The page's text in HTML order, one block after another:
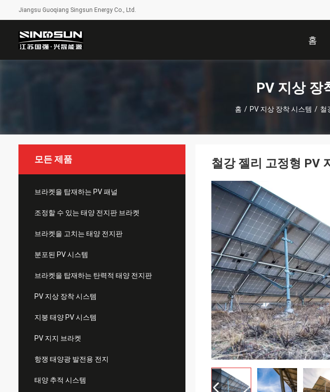
Jiangsu Guoqiang Singsun Energy Co., Ltd.
홈
PV 지상 장
홈 / PV 지상 장착 시스템 / 철
모든 제품
브라켓을 탑재하는 PV 패널
조정할 수 있는 태양 전지판 브라켓
브라켓을 고치는 태양 전지판
분포된 PV 시스템
브라켓을 탑재하는 탄력적 태양 전지판
PV 지상 장착 시스템
지붕 태양 PV 시스템
PV 지지 브라켓
항쟁 태양광 발전용 전지
태양 추적 시스템
철강 젤리 고정형 PV